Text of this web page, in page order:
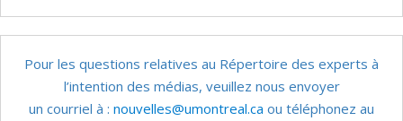
Pour les questions relatives au Répertoire des experts à
l’intention des médias, veuillez nous envoyer
un courriel à : nouvelles@umontreal.ca ou téléphonez au